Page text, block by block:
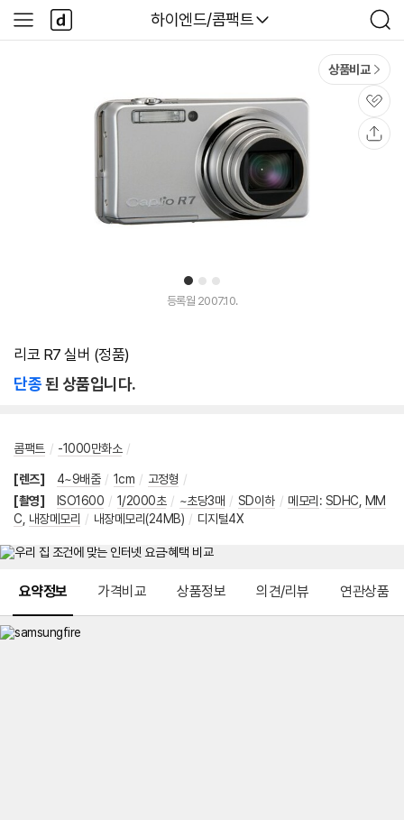
다나와
하이엔드/콤팩트
검
색
사
이
다
나
와
1 2 3
상품비교
관
심
등록월 2007.10.
리코 R7 실버 (정품)
단종된 상품입니다.
콤팩트 / -1000만화소 /
[렌즈] 4~9배줌 / 1cm / 고정형 /
[촬영]
ISO1600 / 1/2000초 / ~초당3매 / SD이하 / 메모리 : SDHC
MM
C 내장메모리 / 내장메모리(24MB) / 디지털4X
요약정보 가격비교 상품정보 의견/리뷰 연관상품